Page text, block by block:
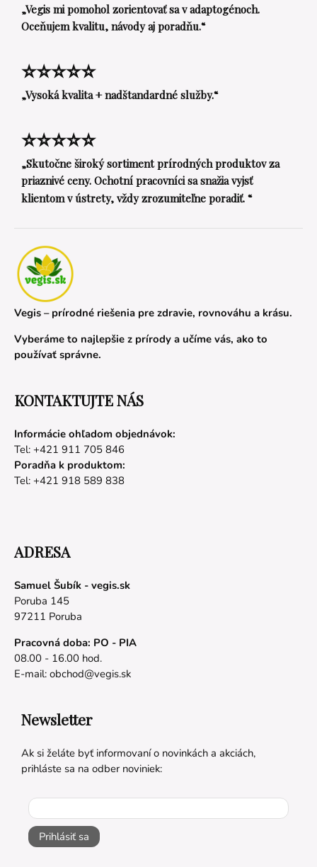
„Vegis mi pomohol zorientovať sa v adaptogénoch.
Oceňujem kvalitu, návody aj poradňu.“
⭐⭐⭐⭐⭐
„Vysoká kvalita + nadštandardné služby.“
⭐⭐⭐⭐⭐
„Skutočne široký sortiment prírodných produktov za
priaznivé ceny. Ochotní pracovníci sa snažia vyjsť
klientom v ústrety, vždy zrozumiteľne poradiť. “
Vegis – prírodné riešenia pre zdravie, rovnováhu a krásu.
Vyberáme to najlepšie z prírody a učíme vás, ako to
používať správne.
KONTAKTUJTE NÁS
Informácie ohľadom objednávok:
Tel: +421 911 705 846
Poradňa k produktom:
Tel: +421 918 589 838
ADRESA
Samuel Šubík - vegis.sk
Poruba 145
97211 Poruba
Pracovná doba: PO - PIA
08.00 - 16.00 hod.
E-mail: obchod@vegis.sk
Newsletter
Ak si želáte byť informovaní o novinkách a akciách,
prihláste sa na odber noviniek:
Prihlásiť sa